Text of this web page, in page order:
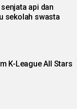
api dan
sekolah swasta
K-League All Stars